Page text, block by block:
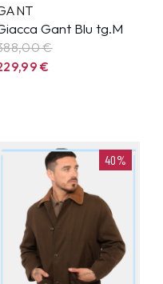
Gant Blu tg.M
€
€
40%